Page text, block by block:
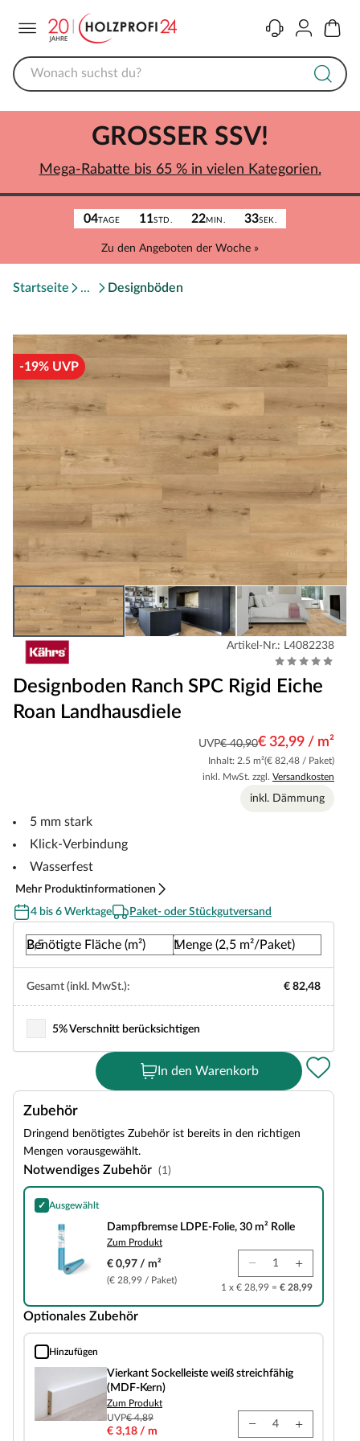
KontaktKonto
04TAGE 11STD. 22MIN. 33SEK.
Zu den Angeboten der Woche »
GROSSER SSV!
Mega-Rabatte bis 65 % in vielen Kategorien.
Startseite Designböden
-19% UVP
Artikel-Nr.: L4082238
Designboden Ranch SPC Rigid Eiche
Roan Landhausdiele
UVP€ 40,90€ 32,99 / m²
Inhalt: 2.5 m²(€ 82,48 / Paket)
inkl. MwSt. zzgl. Versandkosten
inkl. Dämmung
5 mm stark
Klick-Verbindung
Wasserfest
Mehr Produktinformationen
4 bis 6 Werktage
Paket- oder Stückgutversand
Benötigte Fläche (m²) Menge (2,5 m²/Paket)
Gesamt (inkl. MwSt.): € 82,48
5% Verschnitt berücksichtigen
In den Warenkorb
Zubehör
Dringend benötigtes Zubehör ist bereits in den richtigen
Mengen vorausgewählt.
Notwendiges Zubehör (1)
✓ Ausgewählt
Dampfbremse LDPE-Folie, 30 m² Rolle
Dampfbremse LDPE-Folie, 30 m² Rolle
Zum Produkt
€ 0,97 / m²
(€ 28,99 / Paket)
1 x € 28,99 = € 28,99
Optionales Zubehör
Hinzufügen
Vierkant Sockelleiste weiß streichfähig (MDF-Kern)
Vierkant Sockelleiste weiß streichfähig
(MDF-Kern)
Zum Produkt
UVP€ 4,89
€ 3,18 / m